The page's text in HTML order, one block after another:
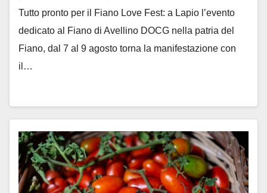
Tutto pronto per il Fiano Love Fest: a Lapio l’evento
dedicato al Fiano di Avellino DOCG nella patria del
Fiano, dal 7 al 9 agosto torna la manifestazione con
il…